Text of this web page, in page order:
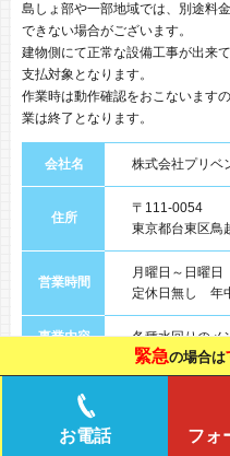
島しょ部や一部地域では、別途料
できない場合がございます。
建物側にて正常な設備工事が出来
支払対象となります。
作業時は動作確認をおこないます
業は終了となります。
会社名 株式会社プリベ
住所
〒111-0054
東京都台東区鳥
営業時間
月曜日～日曜
定休日無し 年
事業内容 各種水回りのメ
緊急の場合は
お電話 フォ